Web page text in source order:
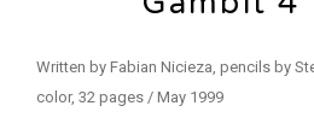
Written by Fabian Nicieza, pencils by
color, 32 pages / May 1999